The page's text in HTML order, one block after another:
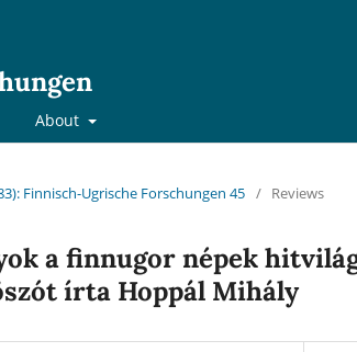
About
Finnisch-Ugrische Forschungen 45 / Reviews
a finnugor népek
írta Hoppál Mihály